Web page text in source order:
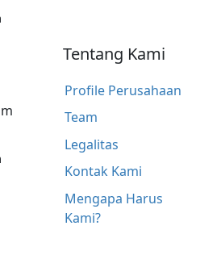
Tentang Kami
Profile Perusahaan
Team
Legalitas
Kontak Kami
Mengapa Harus
Kami?